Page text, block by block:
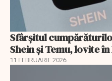
Sfârșitul
Shein și Temu, lovite
11 FEBRUARIE 2026